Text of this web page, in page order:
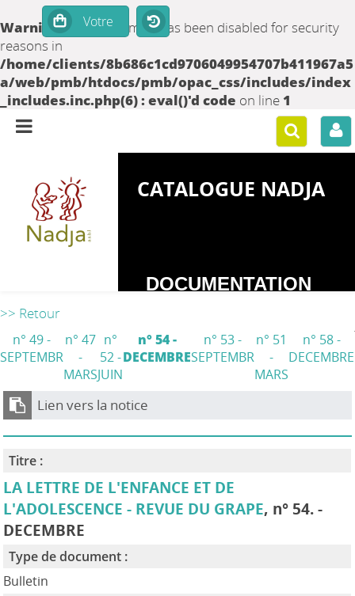
Warning: set_time_limit() has been disabled for security
reasons in
/home/clients/8b686c1cd9706049954707b411967a5
a/web/pmb/htdocs/pmb/opac_css/includes/index
_includes.inc.php(6) : eval()'d code on line 1
CATALOGUE NADJA
DOCUMENTATION
>> Retour
n° 49 -
SEPTEMBR
n° 47
-
MARS
n°
52 -
JUIN
n° 54 -
DECEMBRE
n° 53 -
SEPTEMBR
n° 51
-
MARS
n° 58 -
DECEMBRE
Lien vers la notice
Titre :
LA LETTRE DE L'ENFANCE ET DE
L'ADOLESCENCE - REVUE DU GRAPE, n° 54. -
DECEMBRE
Type de document :
Bulletin